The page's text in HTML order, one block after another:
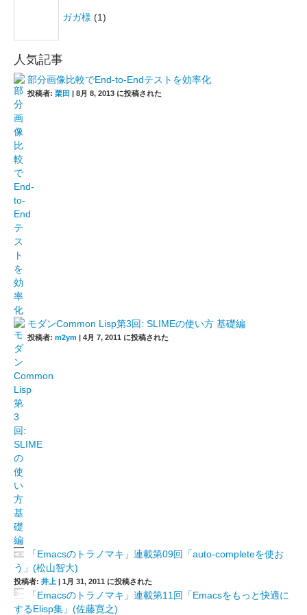
ガガ様 (1)
人気記事
部分画像比較でEnd-to-Endテストを効率化
投稿者: 栗田 | 8月 8, 2013 に投稿された
モダンCommon Lisp第3回: SLIMEの使い方 基礎編
投稿者: m2ym | 4月 7, 2011 に投稿された
「Emacsのトラノマキ」連載第09回「auto-completeを使お
う」(松山智大)
投稿者: 井上 | 1月 31, 2011 に投稿された
「Emacsのトラノマキ」連載第11回「Emacsをもっと快適に
するElisp集」(佐藤寛之)